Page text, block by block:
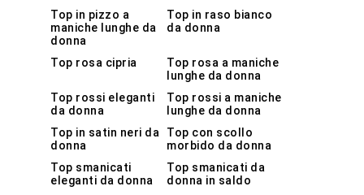
Top in pizzo a
maniche lunghe da
donna
Top in raso bianco
da donna
Top rosa cipria
Top rosa a maniche
lunghe da donna
Top rossi eleganti
da donna
Top rossi a maniche
lunghe da donna
Top in satin neri da
donna
Top con scollo
morbido da donna
Top smanicati
eleganti da donna
Top smanicati da
donna in saldo